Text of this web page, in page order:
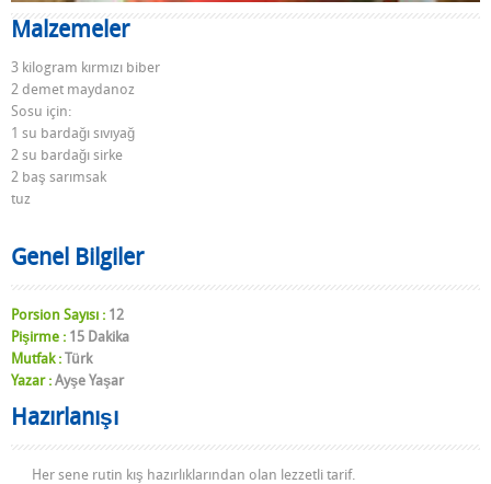
Malzemeler
3 kilogram kırmızı biber
2 demet maydanoz
Sosu için:
1 su bardağı sıvıyağ
2 su bardağı sirke
2 baş sarımsak
tuz
Genel Bilgiler
Porsion Sayısı : 12
Pişirme : 15 Dakika
Mutfak : Türk
Yazar : Ayşe Yaşar
Hazırlanışı
Her sene rutin kış hazırlıklarından olan lezzetli tarif.